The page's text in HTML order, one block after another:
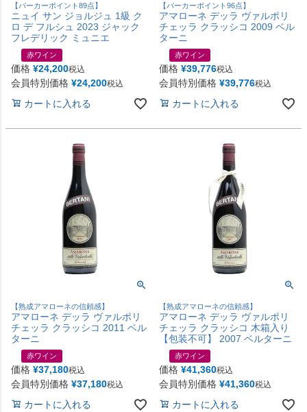
【パーカーポイント89点】
ニュイ サン ジョルジュ 1級 ク
ロ デ フルシュ 2023 ジャック
フレデリック ミュニエ
赤ワイン
価格 ¥24,200税込
会員特別価格 ¥24,200税込
カートに入れる
【パーカーポイント96点】
アマローネ デッラ ヴァルポリ
チェッラ クラッシコ 2009 ベル
ターニ
赤ワイン
価格 ¥39,776税込
会員特別価格 ¥39,776税込
カートに入れる
【熟成アマローネの信頼感】
アマローネ デッラ ヴァルポリ
チェッラ クラッシコ 2011 ベル
ターニ
赤ワイン
価格 ¥37,180税込
会員特別価格 ¥37,180税込
カートに入れる
【熟成アマローネの信頼感】
アマローネ デッラ ヴァルポリ
チェッラ クラッシコ 木箱入り
【包装不可】 2007 ベルターニ
赤ワイン
価格 ¥41,360税込
会員特別価格 ¥41,360税込
カートに入れる